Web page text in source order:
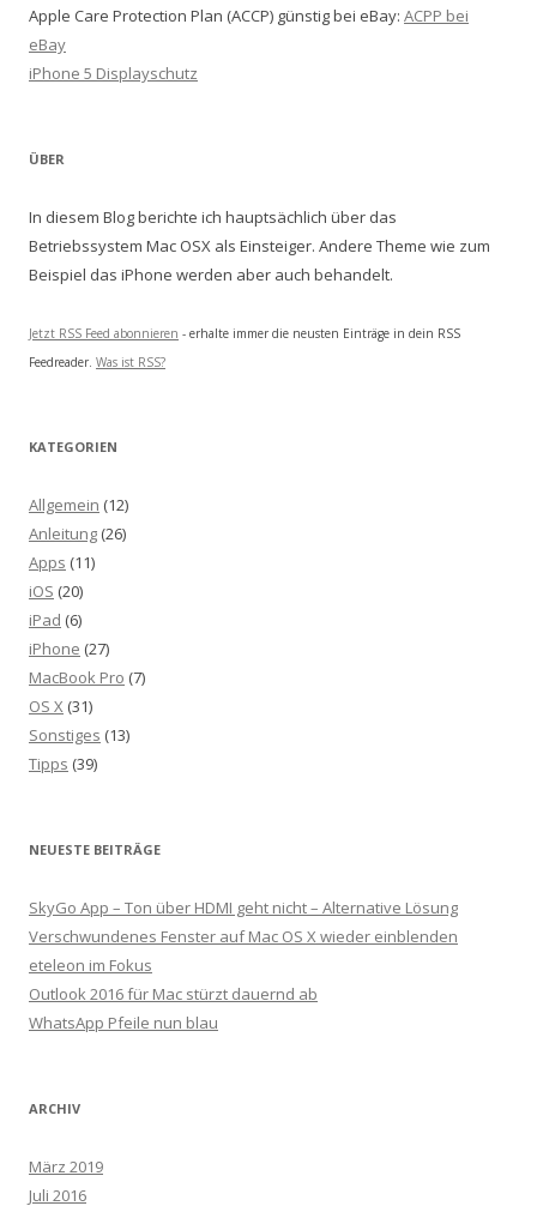
Apple Care Protection Plan (ACCP) günstig bei eBay: ACPP bei
eBay
iPhone 5 Displayschutz
ÜBER
In diesem Blog berichte ich hauptsächlich über das
Betriebssystem Mac OSX als Einsteiger. Andere Theme wie zum
Beispiel das iPhone werden aber auch behandelt.
Jetzt RSS Feed abonnieren - erhalte immer die neusten Einträge in dein RSS
Feedreader. Was ist RSS?
KATEGORIEN
Allgemein (12)
Anleitung (26)
Apps (11)
iOS (20)
iPad (6)
iPhone (27)
MacBook Pro (7)
OS X (31)
Sonstiges (13)
Tipps (39)
NEUESTE BEITRÄGE
SkyGo App – Ton über HDMI geht nicht – Alternative Lösung
Verschwundenes Fenster auf Mac OS X wieder einblenden
eteleon im Fokus
Outlook 2016 für Mac stürzt dauernd ab
WhatsApp Pfeile nun blau
ARCHIV
März 2019
Juli 2016